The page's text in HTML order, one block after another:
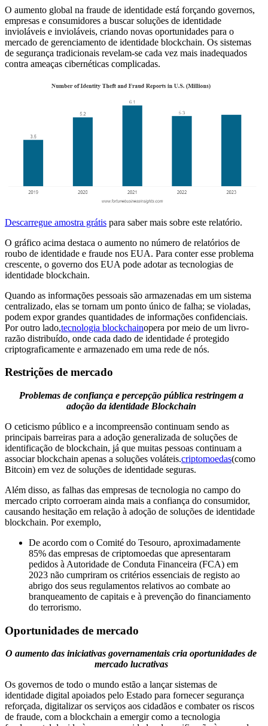
O aumento global na fraude de identidade está forçando governos,
empresas e consumidores a buscar soluções de identidade
invioláveis ​​e invioláveis, criando novas oportunidades para o
mercado de gerenciamento de identidade blockchain. Os sistemas
de segurança tradicionais revelam-se cada vez mais inadequados
contra ameaças cibernéticas complicadas.
Descarregue amostra grátis para saber mais sobre este relatório.
O gráfico acima destaca o aumento no número de relatórios de
roubo de identidade e fraude nos EUA. Para conter esse problema
crescente, o governo dos EUA pode adotar as tecnologias de
identidade blockchain.
Quando as informações pessoais são armazenadas em um sistema
centralizado, elas se tornam um ponto único de falha; se violadas,
podem expor grandes quantidades de informações confidenciais.
Por outro lado,tecnologia blockchainopera por meio de um livro-
razão distribuído, onde cada dado de identidade é protegido
criptograficamente e armazenado em uma rede de nós.
Restrições de mercado
Problemas de confiança e percepção pública restringem a
adoção da identidade Blockchain
O ceticismo público e a incompreensão continuam sendo as
principais barreiras para a adoção generalizada de soluções de
identificação de blockchain, já que muitas pessoas continuam a
associar blockchain apenas a soluções voláteis.criptomoedas(como
Bitcoin) em vez de soluções de identidade seguras.
Além disso, as falhas das empresas de tecnologia no campo do
mercado cripto corroeram ainda mais a confiança do consumidor,
causando hesitação em relação à adoção de soluções de identidade
blockchain. Por exemplo,
De acordo com o Comité do Tesouro, aproximadamente
85% das empresas de criptomoedas que apresentaram
pedidos à Autoridade de Conduta Financeira (FCA) em
2023 não cumpriram os critérios essenciais de registo ao
abrigo dos seus regulamentos relativos ao combate ao
branqueamento de capitais e à prevenção do financiamento
do terrorismo.
Oportunidades de mercado
O aumento das iniciativas governamentais cria oportunidades de
mercado lucrativas
Os governos de todo o mundo estão a lançar sistemas de
identidade digital apoiados pelo Estado para fornecer segurança
reforçada, digitalizar os serviços aos cidadãos e combater os riscos
de fraude, com a blockchain a emergir como a tecnologia